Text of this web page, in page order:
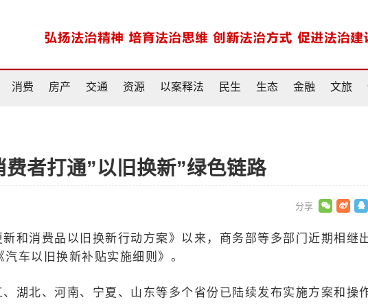
消费 房产 交通 资源 以案释法 民生 生态 金融 文旅
者打通”以旧换新”绿色链路
和消费品以旧换新行动方案》以来，商务部等多部门近期相继
车以旧换新补贴实施细则》。
湖北、河南、宁夏、山东等多个省份已陆续发布实施方案和操